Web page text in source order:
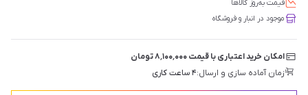
قیمت‌ به‌روز کالاها
موجود در انبار و فروشگاه
امکان خرید اعتباری با قیمت ۸٬۱۰۰٬۰۰۰ تومان
زمان آماده سازی و ارسال:۴ ساعت کاری